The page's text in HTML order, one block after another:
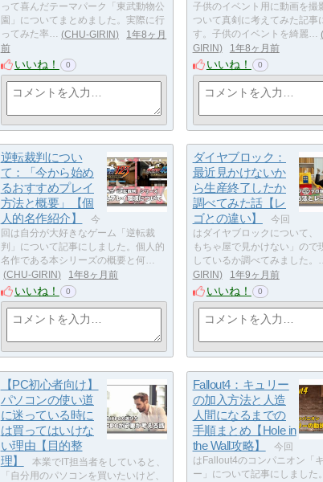
って喜んだテーマパーク「東武動物公
園」についてまとめました。実際に行
ってみた率…
CHU-GIRIN
1年8ヶ月
前
いいね！ 0
子供のイベント用に動画を撮
ついて真剣に考えてみた記事
す。子供のイベントを綺麗…
GIRIN
1年8ヶ月前
いいね！ 0
逆転裁判につい
て：「今から始め
るおすすめプレイ
方法と概要」【個
人的名作紹介】
今
回は自分が大好きなゲーム「逆転裁
判」について記事にしました。個人的
名作である本シリーズの概要と何…
CHU-GIRIN
1年8ヶ月前
いいね！ 0
ダイヤブロック：
最近見かけないか
ら生産終了したか
調べてみた話【レ
ゴとの違い】
今回
はダイヤブロックについて、
もちゃ屋で見かけない」ので
しているか調べてみました。
GIRIN
1年9ヶ月前
いいね！ 0
【PC初心者向け】
パソコンの使い道
に迷っている時に
は買ってはいけな
い理由【目的整
理】
本業でIT担当者をしていると、
「自分用のパソコンを買いたいけど、
Fallout4：キュリー
の加入方法と人造
人間になるまでの
手順まとめ【Hole in
the Wall攻略】
今回
はFallout4のコンパニオン「
ー」について記事にしました